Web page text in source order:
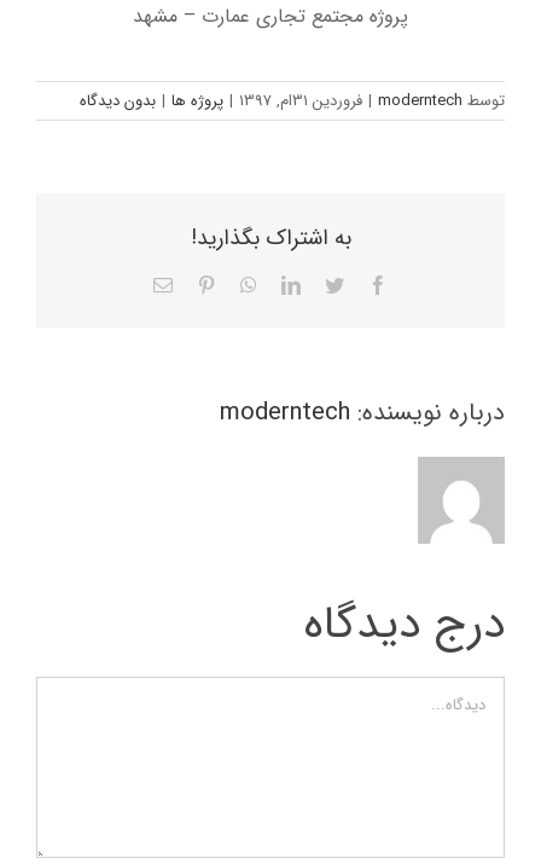
پروژه مجتمع تجاری عمارت – مشهد
توسط moderntech
| فروردین 31ام, 1397 | پروژه ها | بدون دیدگاه
به اشتراک بگذارید!
Facebook
Twitter
LinkedIn
WhatsApp
Pinterestایمیل
درباره نویسنده: moderntech
درج دیدگاه
دیدگاه